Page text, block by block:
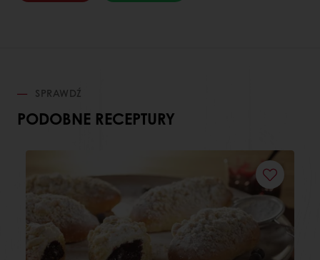
SPRAWDŹ
PODOBNE RECEPTURY